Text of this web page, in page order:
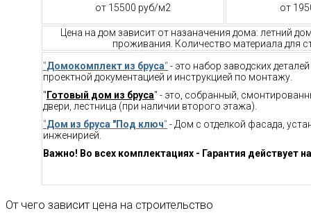
от 15500 руб/м2
от
Цена на дом зависит от назаначения дома: летний
проживания. Количество материала для
"Домокомплект из бруса" - это набор заводских
проектной документацией и инструкцией по монтажу.
" Готовый дом из бруса" - это, собранный,
двери, лестница (при наличии второго этажа).
"Дом из бруса "Под ключ" - Дом с отделкой фасада,
инженирией.
Важно! Во всех комплектациях - Гарантия действует
От чего зависит цена на строительство